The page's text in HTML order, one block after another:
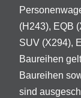
(H243), EQB
SUV (X294),
Baureihen
Baureihen
sind